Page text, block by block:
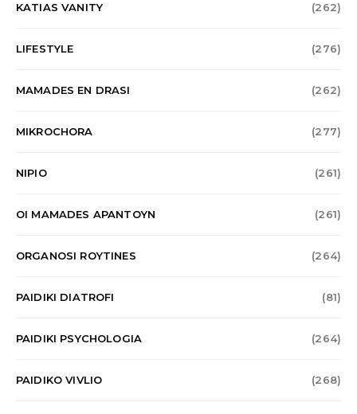
KATIAS VANITY (262)
LIFESTYLE (276)
MAMADES EN DRASI (262)
MIKROCHORA (277)
NIPIO (261)
OI MAMADES APANTOYN (261)
ORGANOSI ROYTINES (264)
PAIDIKI DIATROFI (81)
PAIDIKI PSYCHOLOGIA (264)
PAIDIKO VIVLIO (268)